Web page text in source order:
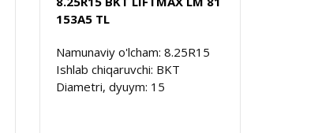
153A5 TL
Namunaviy o'lcham: 8.25R15
Ishlab chiqaruvchi: BKT
Diametri, dyuym: 15